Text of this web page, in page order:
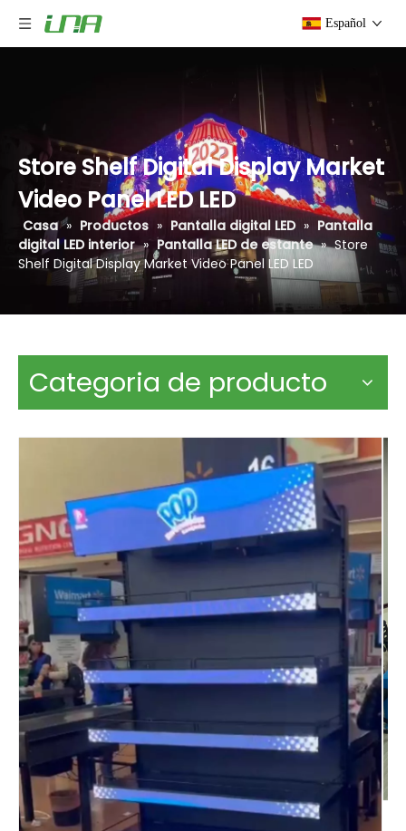
Español
Store Shelf Digital Display Market
Video Panel LED LED
Casa » Productos » Pantalla digital LED » Pantalla
digital LED interior » Pantalla LED de estante » Store
Shelf Digital Display Market Video Panel LED LED
Categoria de producto